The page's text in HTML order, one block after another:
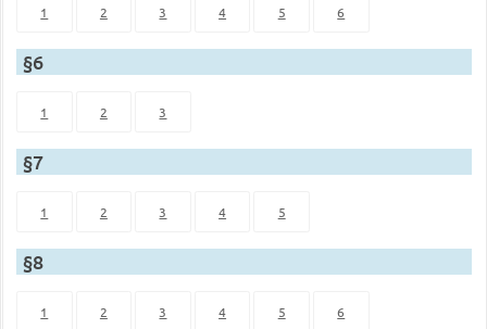
1 2 3 4 5 6
§6
1 2 3
§7
1 2 3 4 5
§8
1 2 3 4 5 6